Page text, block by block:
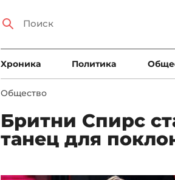
Xроника Политика
Общество
Бритни Спирс
танец для